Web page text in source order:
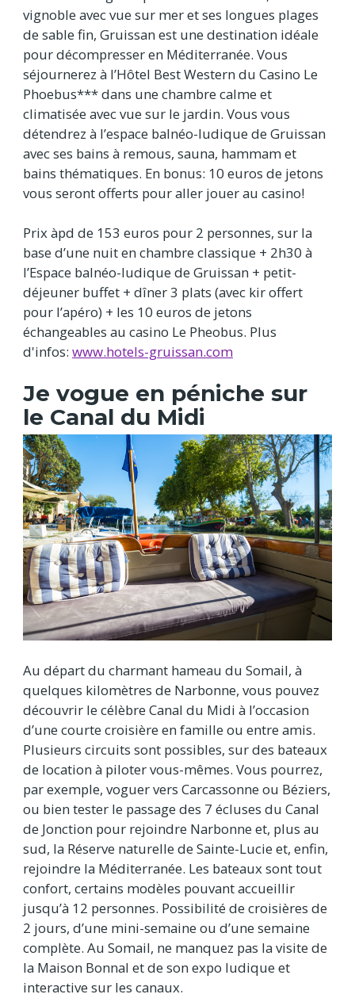
vignoble avec vue sur mer et ses longues plages
de sable fin, Gruissan est une destination idéale
pour décompresser en Méditerranée. Vous
séjournerez à l’Hôtel Best Western du Casino Le
Phoebus*** dans une chambre calme et
climatisée avec vue sur le jardin. Vous vous
détendrez à l’espace balnéo-ludique de Gruissan
avec ses bains à remous, sauna, hammam et
bains thématiques. En bonus: 10 euros de jetons
vous seront offerts pour aller jouer au casino!
Prix àpd de 153 euros pour 2 personnes, sur la
base d’une nuit en chambre classique + 2h30 à
l’Espace balnéo-ludique de Gruissan + petit-
déjeuner buffet + dîner 3 plats (avec kir offert
pour l’apéro) + les 10 euros de jetons
échangeables au casino Le Pheobus. Plus
d'infos: www.hotels-gruissan.com
Je vogue en péniche sur
le Canal du Midi
Au départ du charmant hameau du Somail, à
quelques kilomètres de Narbonne, vous pouvez
découvrir le célèbre Canal du Midi à l’occasion
d’une courte croisière en famille ou entre amis.
Plusieurs circuits sont possibles, sur des bateaux
de location à piloter vous-mêmes. Vous pourrez,
par exemple, voguer vers Carcassonne ou Béziers,
ou bien tester le passage des 7 écluses du Canal
de Jonction pour rejoindre Narbonne et, plus au
sud, la Réserve naturelle de Sainte-Lucie et, enfin,
rejoindre la Méditerranée. Les bateaux sont tout
confort, certains modèles pouvant accueillir
jusqu’à 12 personnes. Possibilité de croisières de
2 jours, d’une mini-semaine ou d’une semaine
complète. Au Somail, ne manquez pas la visite de
la Maison Bonnal et de son expo ludique et
interactive sur les canaux.